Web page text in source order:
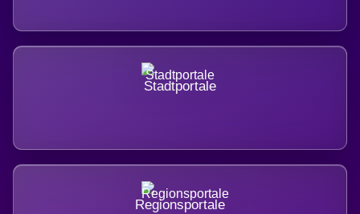
Stadtportale
Regionsportale